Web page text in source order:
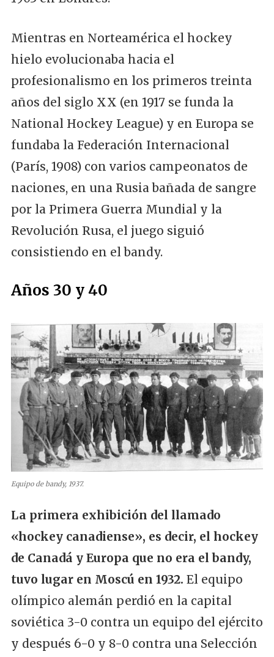
Mientras en Norteamérica el hockey
hielo evolucionaba hacia el
profesionalismo en los primeros treinta
años del siglo XX (en 1917 se funda la
National Hockey League) y en Europa se
fundaba la Federación Internacional
(París, 1908) con varios campeonatos de
naciones, en una Rusia bañada de sangre
por la Primera Guerra Mundial y la
Revolución Rusa, el juego siguió
consistiendo en el bandy.
Años 30 y 40
Equipo de bandy, 1937.
La primera exhibición del llamado
«hockey canadiense», es decir, el hockey
de Canadá y Europa que no era el bandy,
tuvo lugar en Moscú en 1932. El equipo
olímpico alemán perdió en la capital
soviética 3-0 contra un equipo del ejército
y después 6-0 y 8-0 contra una Selección